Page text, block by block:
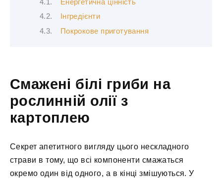
Енергетична цінність
Інгредієнти
Покрокове приготування
Смажені білі гриби на
рослинній олії з
картоплею
Секрет апетитного вигляду цього нескладного
страви в тому, що всі компоненти смажаться
окремо один від одного, а в кінці змішуються. У